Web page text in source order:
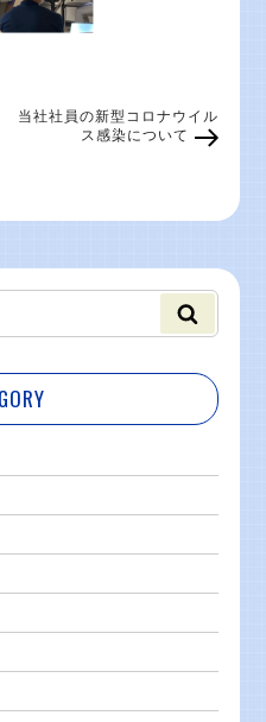
当社社員の新型コロナウイル
ス感染について